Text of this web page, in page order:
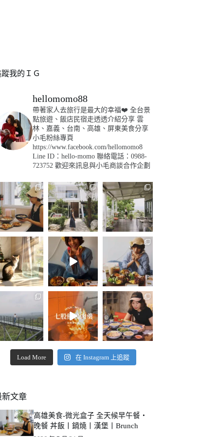
我的ＩＧ
hellomomo88
帶著家人去旅行是最大的幸福❤️ 全台景
點旅遊、飯店民宿走透透介紹分享 雲
林、嘉義、台南、高雄、屏東美食分享
小毛粉絲專頁
https://www.facebook.com/hellomomo8
Line ID：hello-momo聯絡電話：0988-
723752歡迎來訊息與小毛商談合作企劃
Load More 在 Instagram 上追蹤
新文章
高雄美食-微光盒子 全天候早午餐・
晚餐 丼飯丨鍋燒丨漢堡丨Brunch